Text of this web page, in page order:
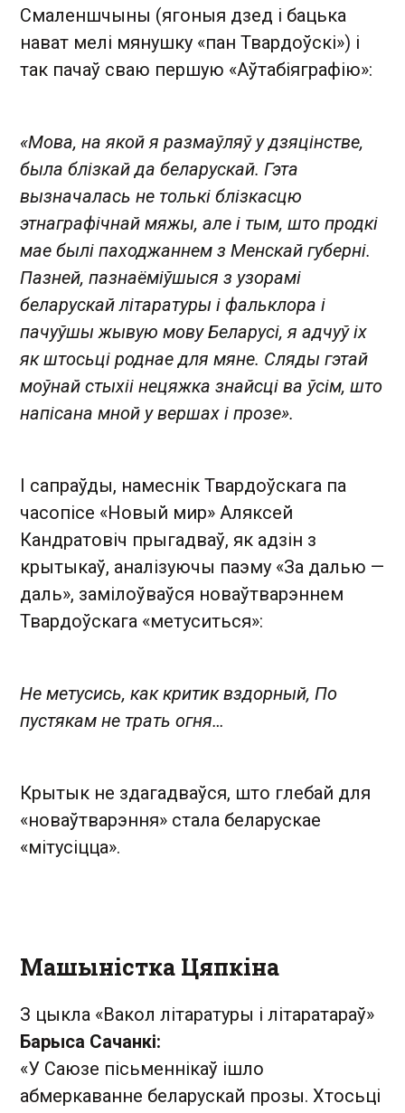
Смаленшчыны (ягоныя дзед і бацька
нават мелі мянушку «пан Твардоўскі») і
так пачаў сваю першую «Аўтабіяграфію»:
«Мова, на якой я размаўляў у дзяцінстве,
была блізкай да беларускай. Гэта
вызначалась не толькі блізкасцю
этнаграфічнай мяжы, але і тым, што продкі
мае былі паходжаннем з Менскай губерні.
Пазней, пазнаёміўшыся з узорамі
беларускай літаратуры і фальклора і
пачуўшы жывую мову Беларусі, я адчуў іх
як штосьці роднае для мяне. Сляды гэтай
моўнай стыхіі нецяжка знайсці ва ўсім, што
напісана мной у вершах і прозе».
І сапраўды, намеснік Твардоўскага па
часопісе «Новый мир» Аляксей
Кандратовіч прыгадваў, як адзін з
крытыкаў, аналізуючы паэму «За далью —
даль», замілоўваўся новаўтварэннем
Твардоўскага «метуситься»:
Не метусись, как критик вздорный, По
пустякам не трать огня…
Крытык не здагадваўся, што глебай для
«новаўтварэння» стала беларускае
«мітусіцца».
Машыністка Цяпкіна
З цыкла «Вакол літаратуры і літаратараў»
Барыса Сачанкі:
«У Саюзе пісьменнікаў ішло
абмеркаванне беларускай прозы. Хтосьці